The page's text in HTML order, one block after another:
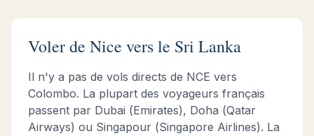
Voler de Nice vers le Sri Lanka
Il n'y a pas de vols directs de NCE vers
Colombo. La plupart des voyageurs français
passent par Dubai (Emirates), Doha (Qatar
Airways) ou Singapour (Singapore Airlines). La